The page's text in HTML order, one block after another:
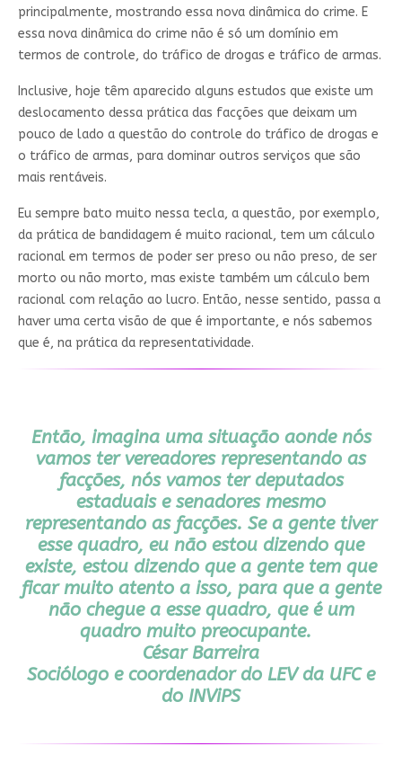
principalmente, mostrando essa nova dinâmica do crime. E
essa nova dinâmica do crime não é só um domínio em
termos de controle, do tráfico de drogas e tráfico de armas.
Inclusive, hoje têm aparecido alguns estudos que existe um
deslocamento dessa prática das facções que deixam um
pouco de lado a questão do controle do tráfico de drogas e
o tráfico de armas, para dominar outros serviços que são
mais rentáveis.
Eu sempre bato muito nessa tecla, a questão, por exemplo,
da prática de bandidagem é muito racional, tem um cálculo
racional em termos de poder ser preso ou não preso, de ser
morto ou não morto, mas existe também um cálculo bem
racional com relação ao lucro. Então, nesse sentido, passa a
haver uma certa visão de que é importante, e nós sabemos
que é, na prática da representatividade.
Então, imagina uma situação aonde nós
vamos ter vereadores representando as
facções, nós vamos ter deputados
estaduais e senadores mesmo
representando as facções. Se a gente tiver
esse quadro, eu não estou dizendo que
existe, estou dizendo que a gente tem que
ficar muito atento a isso, para que a gente
não chegue a esse quadro, que é um
quadro muito preocupante.
César Barreira
Sociólogo e coordenador do LEV da UFC e
do INViPS